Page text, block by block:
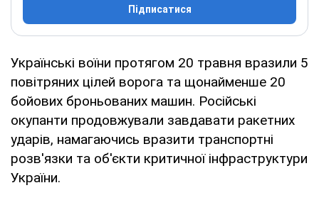
Підписатися
Українські воїни протягом 20 травня вразили 5
повітряних цілей ворога та щонайменше 20
бойових броньованих машин. Російські
окупанти продовжували завдавати ракетних
ударів, намагаючись вразити транспортні
розв'язки та об'єкти критичної інфраструктури
України.